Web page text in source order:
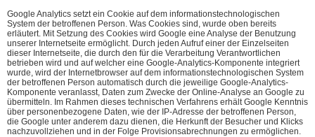
Google Analytics setzt ein Cookie auf dem informationstechnologischen
System der betroffenen Person. Was Cookies sind, wurde oben bereits
erläutert. Mit Setzung des Cookies wird Google eine Analyse der Benutzung
unserer Internetseite ermöglicht. Durch jeden Aufruf einer der Einzelseiten
dieser Internetseite, die durch den für die Verarbeitung Verantwortlichen
betrieben wird und auf welcher eine Google-Analytics-Komponente integriert
wurde, wird der Internetbrowser auf dem informationstechnologischen System
der betroffenen Person automatisch durch die jeweilige Google-Analytics-
Komponente veranlasst, Daten zum Zwecke der Online-Analyse an Google zu
übermitteln. Im Rahmen dieses technischen Verfahrens erhält Google Kenntnis
über personenbezogene Daten, wie der IP-Adresse der betroffenen Person,
die Google unter anderem dazu dienen, die Herkunft der Besucher und Klicks
nachzuvollziehen und in der Folge Provisionsabrechnungen zu ermöglichen.